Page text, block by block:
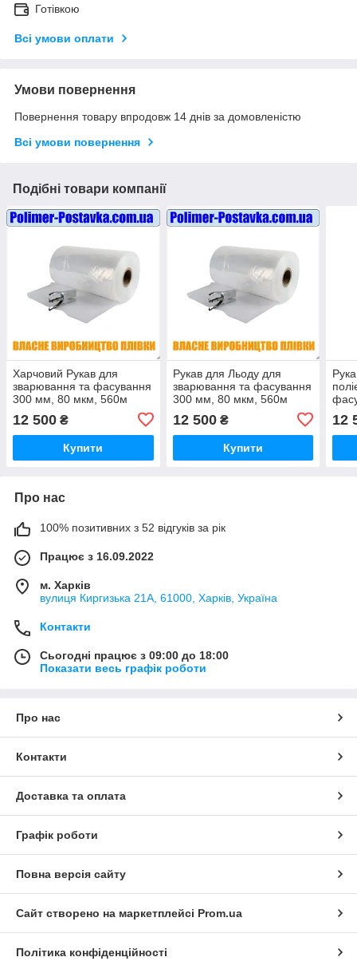
Готівкою
Всі умови оплати
Умови повернення
Повернення товару впродовж 14 днів за домовленістю
Всі умови повернення
Подібні товари компанії
Харчовий Рукав для
зварювання та фасування
300 мм, 80 мкм, 560м
12 500 ₴
Купити
Рукав для Льоду для
зварювання та фасування
300 мм, 80 мкм, 560м
продуктів)
12 500₴
Купити
12
Про нас
100% позитивних з 52 відгуків за рік
Працює з 16.09.2022
м. Харків
вулиця Киргизька 21А, 61000, Харків, Україна
Контакти
Сьогодні працює з 09:00 до 18:00
Показати весь графік роботи
Про нас
Контакти
Доставка та оплата
Графік роботи
Повна версія сайту
Сайт створено на маркетплейсі Prom.ua
Політика конфіденційності